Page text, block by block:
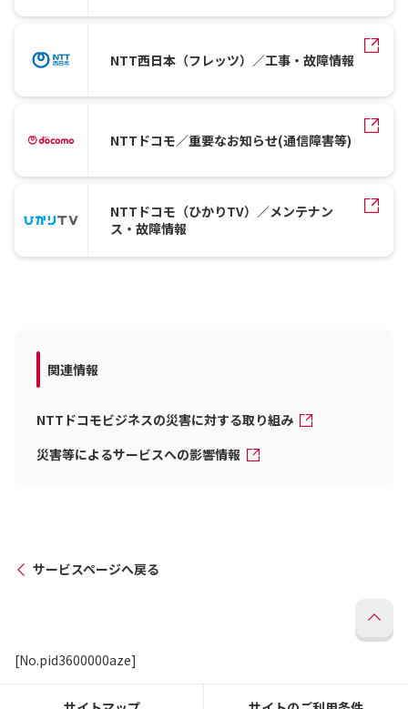
NTT西日本（フレッツ）／工事・故障情報
NTTドコモ／重要なお知らせ(通信障害等)
NTTドコモ（ひかりTV）／メンテナン
ス・故障情報
関連情報
NTTドコモビジネスの災害に対する取り組み
災害等によるサービスへの影響情報
サービスページへ戻る
[No.pid3600000aze]